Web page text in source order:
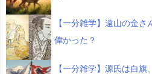
【一分雑学】遠山の金
偉かった？
【一分雑学】源氏は白